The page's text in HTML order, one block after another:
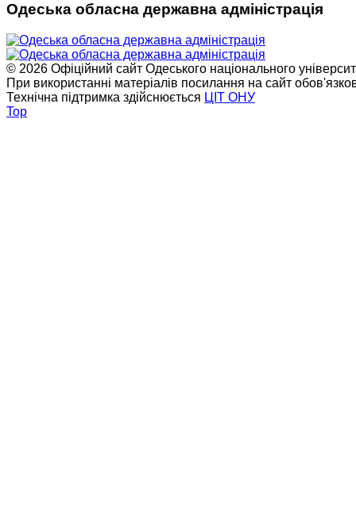
Одеська обласна державна адміністрація
© 2026 Офіційний сайт Одеського національного
При використанні матеріалів посилання на сайт
Технічна підтримка здійснюється ЦІТ ОНУ
Top